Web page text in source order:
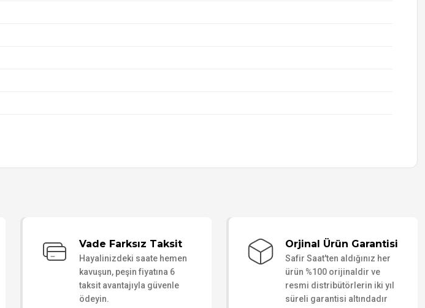
Vade Farksız Taksit
Hayalinizdeki saate hemen
kavuşun, peşin fiyatına 6
taksit avantajıyla güvenle
ödeyin.
Orjinal Ürün Garantisi
Safir Saat'ten aldığınız her
ürün %100 orijinaldir ve
resmi distribütörlerin iki yıl
süreli garantisi altındadır